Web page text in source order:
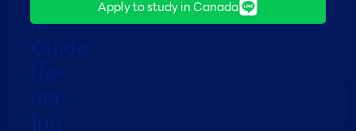
IS
Guide
(ไอ-
เอส-
ไกด์​
Apply to study in Canada